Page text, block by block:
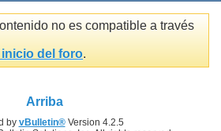
no es compatible a través
del foro.
Arriba
by vBulletin®Version 4.2.5